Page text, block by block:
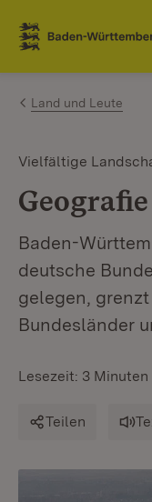
Zum Inhalt
Link zur Startseite
Land und Leute
Vielfältige
Geografie
Baden-
deutsche
gelegen,
Bundesländer
Lesezeit: 3 Minuten
Teilen